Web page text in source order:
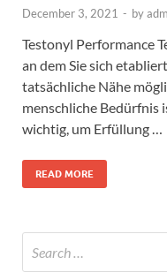
December 3, 2021 - by
Testonyl Performance
an dem Sie sich
tatsächliche Nähe
menschliche Bedürfnis
wichtig, um Erfüllung …
READ MORE